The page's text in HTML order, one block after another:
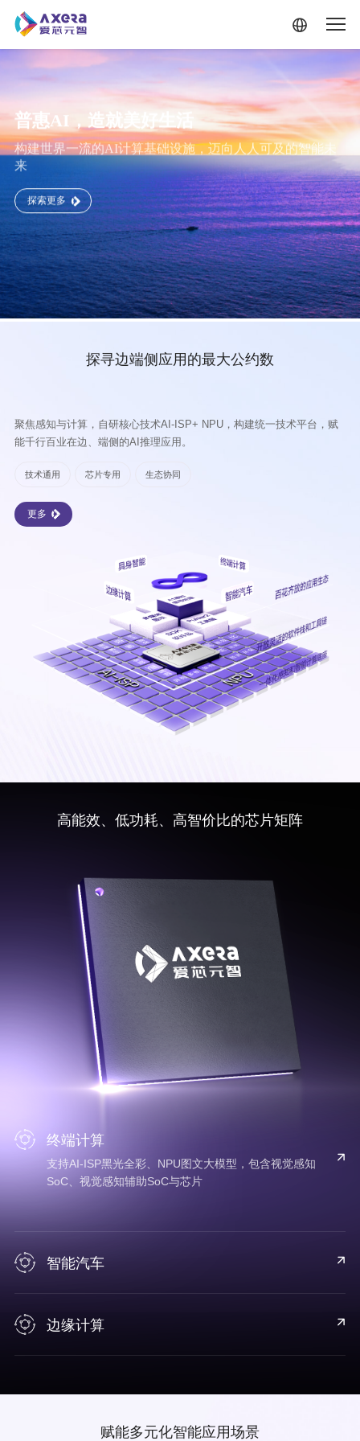
普惠AI，造就美好生活
构建世界一流的AI计算基础设施，迈向人人可及的智能未
来
探索更多
探寻边端侧应用的最大公约数
聚焦感知与计算，自研核心技术AI-ISP+ NPU，构建统一技术平台，赋
能千行百业在边、端侧的AI推理应用。
技术通用 芯片专用 生态协同
更多
高能效、低功耗、高智价比的芯片矩阵
终端计算
支持AI-ISP黑光全彩、NPU图文大模型，包含视觉感知
SoC、视觉感知辅助SoC与芯片
智能汽车
边缘计算
赋能多元化智能应用场景